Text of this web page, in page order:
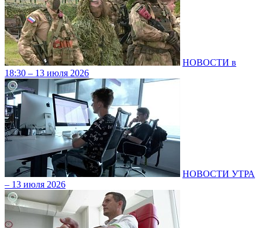
НОВОСТИ в
18:30 – 13 июля 2026
НОВОСТИ УТРА
– 13 июля 2026